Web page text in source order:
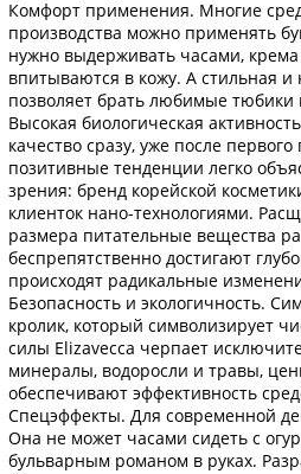
Комфорт применения. Многие
производства можно применять
нужно выдерживать часами,
впитываются в кожу. А стильная и
позволяет брать любимые тюбики
Высокая биологическая
качество сразу, уже после
позитивные тенденции легко
зрения: бренд корейской
клиенток нано-технологиями.
размера питательные вещества
беспрепятственно достигают
происходят радикальные
Безопасность и экологичность.
кролик, который символизирует
силы Elizavecca черпает
минералы, водоросли и травы,
обеспечивают эффективность
Спецэффекты. Для современной
Она не может часами сидеть с
бульварным романом в руках.